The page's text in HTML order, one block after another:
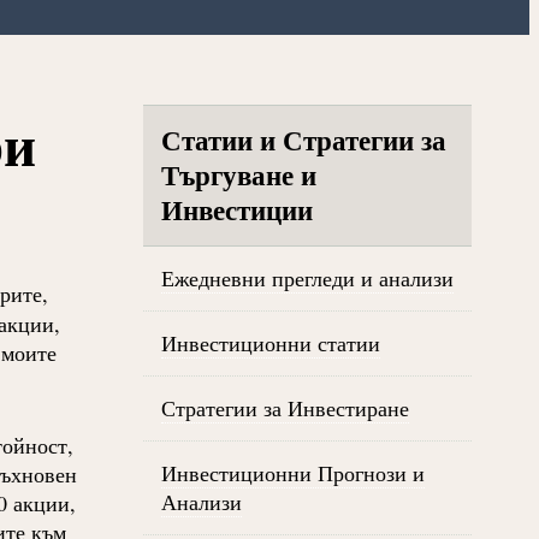
акции,
към
Статии и Стратегии за
Търгуване и
Инвестиции
Ежедневни прегледи и анализи
Инвестиционни статии
Стратегии за Инвестиране
Инвестиционни Прогнози и
Анализи